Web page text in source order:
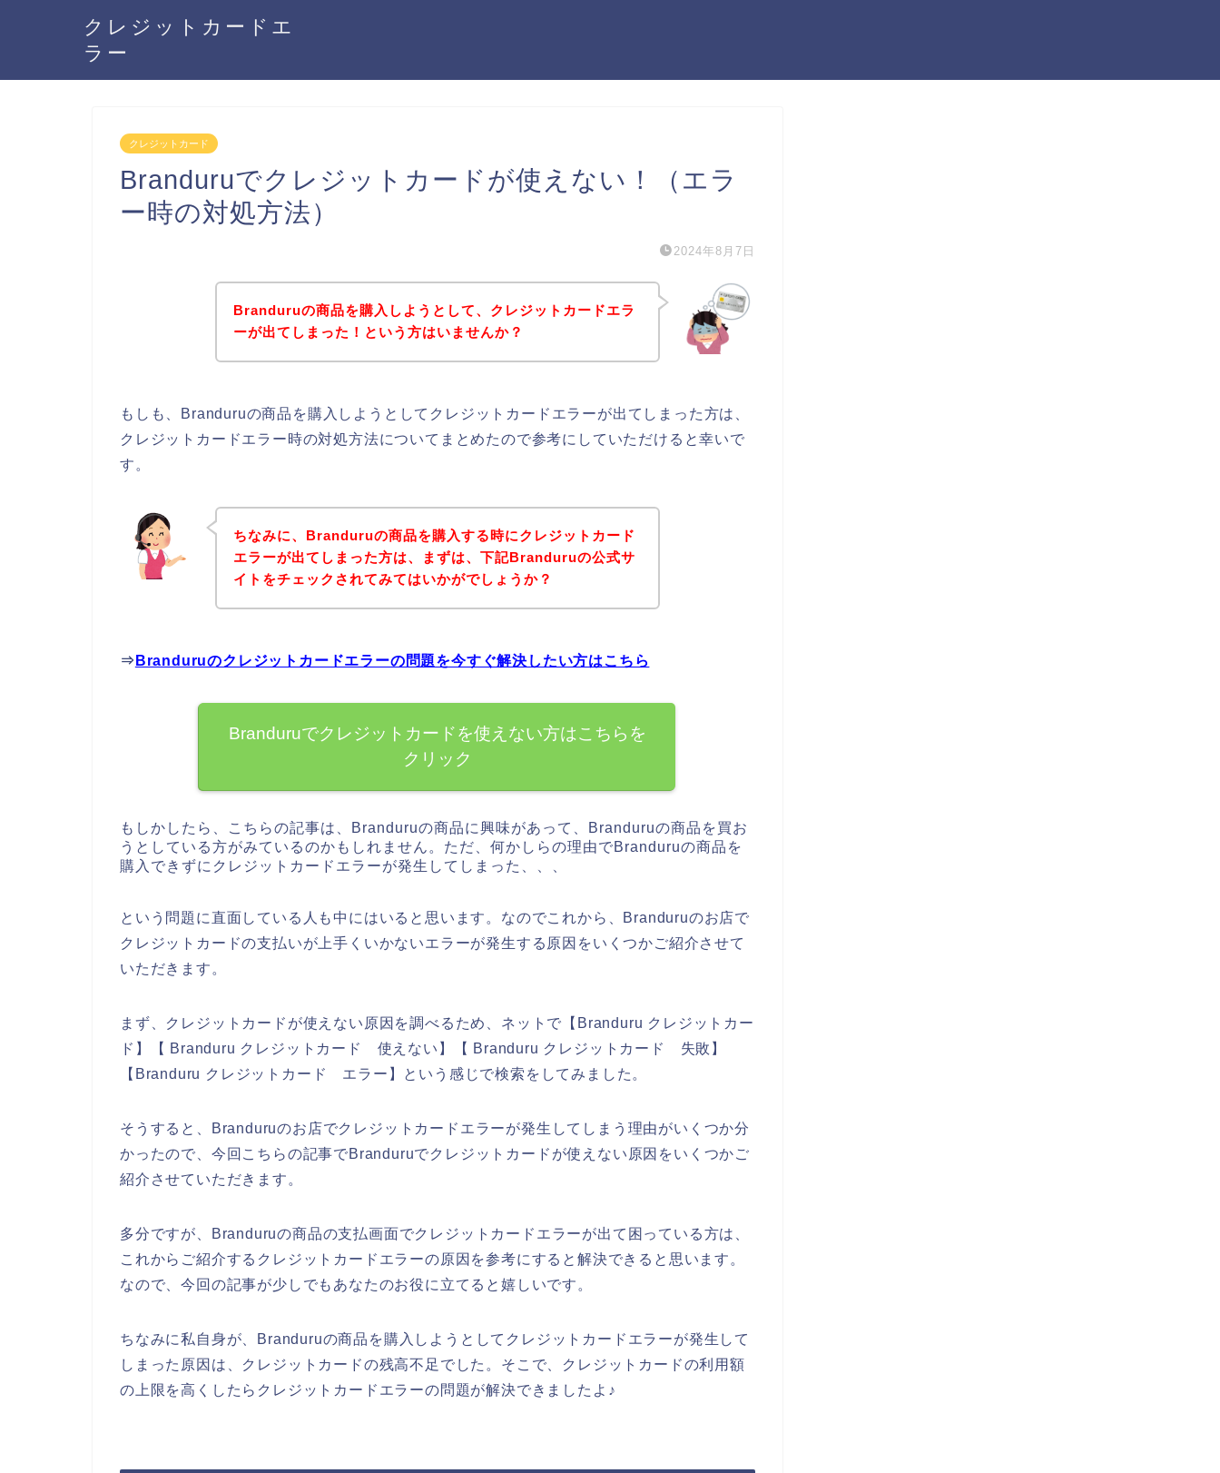
クレジットカードエ
ラー
クレジットカード
Branduruでクレジットカードが使えない！（エラ
ー時の対処方法）
2024年8月7日
Branduruの商品を購入しようとして、クレジットカードエラ
ーが出てしまった！という方はいませんか？
もしも、Branduruの商品を購入しようとしてクレジットカードエラーが出てしまった方は、
クレジットカードエラー時の対処方法についてまとめたので参考にしていただけると幸いで
す。
ちなみに、Branduruの商品を購入する時にクレジットカード
エラーが出てしまった方は、まずは、下記Branduruの公式サ
イトをチェックされてみてはいかがでしょうか？
⇒ Branduruのクレジットカードエラーの問題を今すぐ解決したい方はこちら
Branduruでクレジットカードを使えない方はこちらを
クリック
もしかしたら、こちらの記事は、Branduruの商品に興味があって、Branduruの商品を買お
うとしている方がみているのかもしれません。ただ、何かしらの理由でBranduruの商品を
購入できずにクレジットカードエラーが発生してしまった、、、
という問題に直面している人も中にはいると思います。なのでこれから、Branduruのお店で
クレジットカードの支払いが上手くいかないエラーが発生する原因をいくつかご紹介させて
いただきます。
まず、クレジットカードが使えない原因を調べるため、ネットで【Branduru クレジットカー
ド】【 Branduru クレジットカード 使えない】【 Branduru クレジットカード 失敗】
【Branduru クレジットカード エラー】という感じで検索をしてみました。
そうすると、Branduruのお店でクレジットカードエラーが発生してしまう理由がいくつか分
かったので、今回こちらの記事でBranduruでクレジットカードが使えない原因をいくつかご
紹介させていただきます。
多分ですが、Branduruの商品の支払画面でクレジットカードエラーが出て困っている方は、
これからご紹介するクレジットカードエラーの原因を参考にすると解決できると思います。
なので、今回の記事が少しでもあなたのお役に立てると嬉しいです。
ちなみに私自身が、Branduruの商品を購入しようとしてクレジットカードエラーが発生して
しまった原因は、クレジットカードの残高不足でした。そこで、クレジットカードの利用額
の上限を高くしたらクレジットカードエラーの問題が解決できましたよ♪